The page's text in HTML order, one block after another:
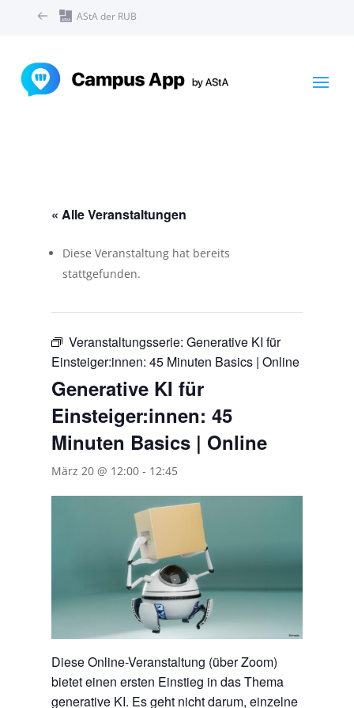
AStA der RUB
« Alle Veranstaltungen
Diese Veranstaltung hat bereits
stattgefunden.
Veranstaltungsserie: Generative KI für
Einsteiger:innen: 45 Minuten Basics | Online
Generative KI für
Einsteiger:innen: 45
Minuten Basics | Online
März 20 @ 12:00- 12:45
Diese Online-Veranstaltung (über Zoom)
bietet einen ersten Einstieg in das Thema
generative KI. Es geht nicht darum, einzelne